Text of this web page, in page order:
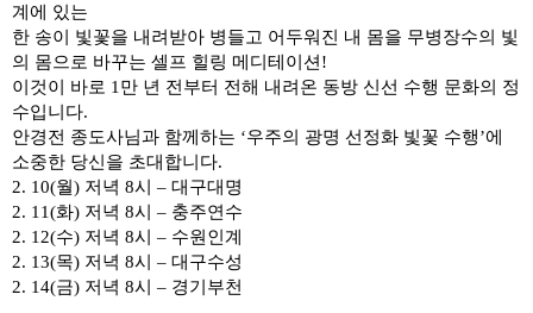
계에 있는
한 송이 빛꽃을 내려받아 병들고 어두워진 내 몸을 무병장수의 빛
의 몸으로 바꾸는 셀프 힐링 메디테이션 !
이것이 바로 1 만 년 전부터 전해 내려온 동방 신선 수행 문화의 정
수입니다.
안경전 종도사님과 함께하는 ‘우주의 광명 선정화 빛꽃 수행’에
소중한 당신을 초대합니다.
2. 10(월) 저녁 8시 – 대구대명
2. 11(화) 저녁 8시 – 충주연수
2. 12(수) 저녁 8시 – 수원인계
2. 13(목) 저녁 8시 – 대구수성
2. 14(금) 저녁 8시 – 경기부천